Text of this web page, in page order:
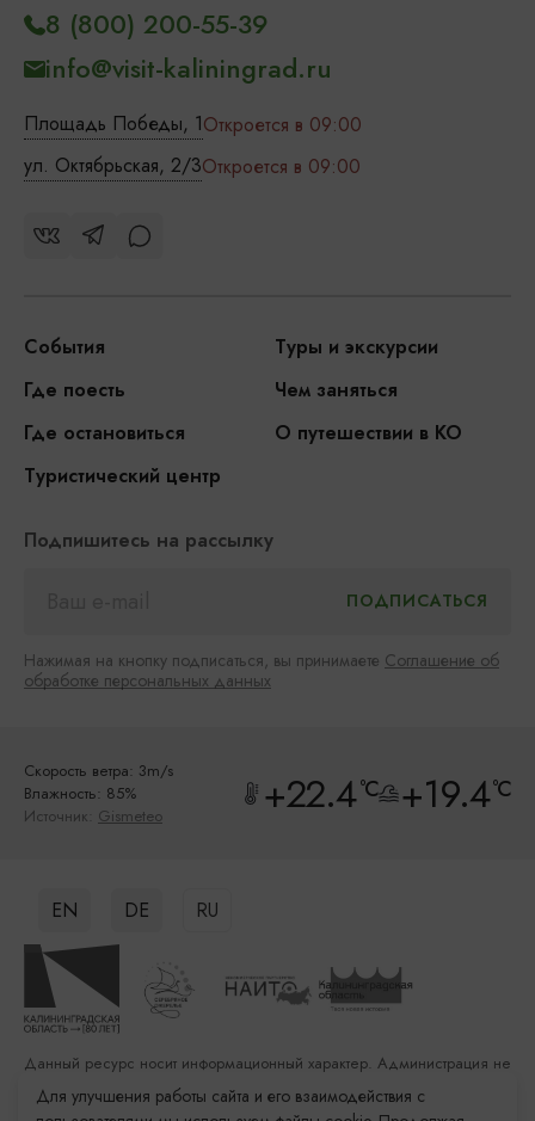
Площадь Победы, 1Откроется в 09:00
ул. Октябрьская, 2/3Откроется в 09:00
8 (800) 200-55-39
info@visit-kaliningrad.ru
События
Туры и экскурсии
Где поесть
Чем заняться
Где остановиться
О путешествии в КО
Туристический центр
Подпишитесь на рассылку
Нажимая на кнопку подписаться, вы принимаете Соглашение об
обработке персональных данных
Скорость ветра: 3m/s
Влажность: 85%
Источник: Gismeteo +22.4°C +19.4°C
EN DE RU
Данный ресурс носит информационный характер. Администрация не
несет ответственности за качество услуг, предоставленных
сторонними организациями
Для улучшения работы сайта и его взаимодействия с